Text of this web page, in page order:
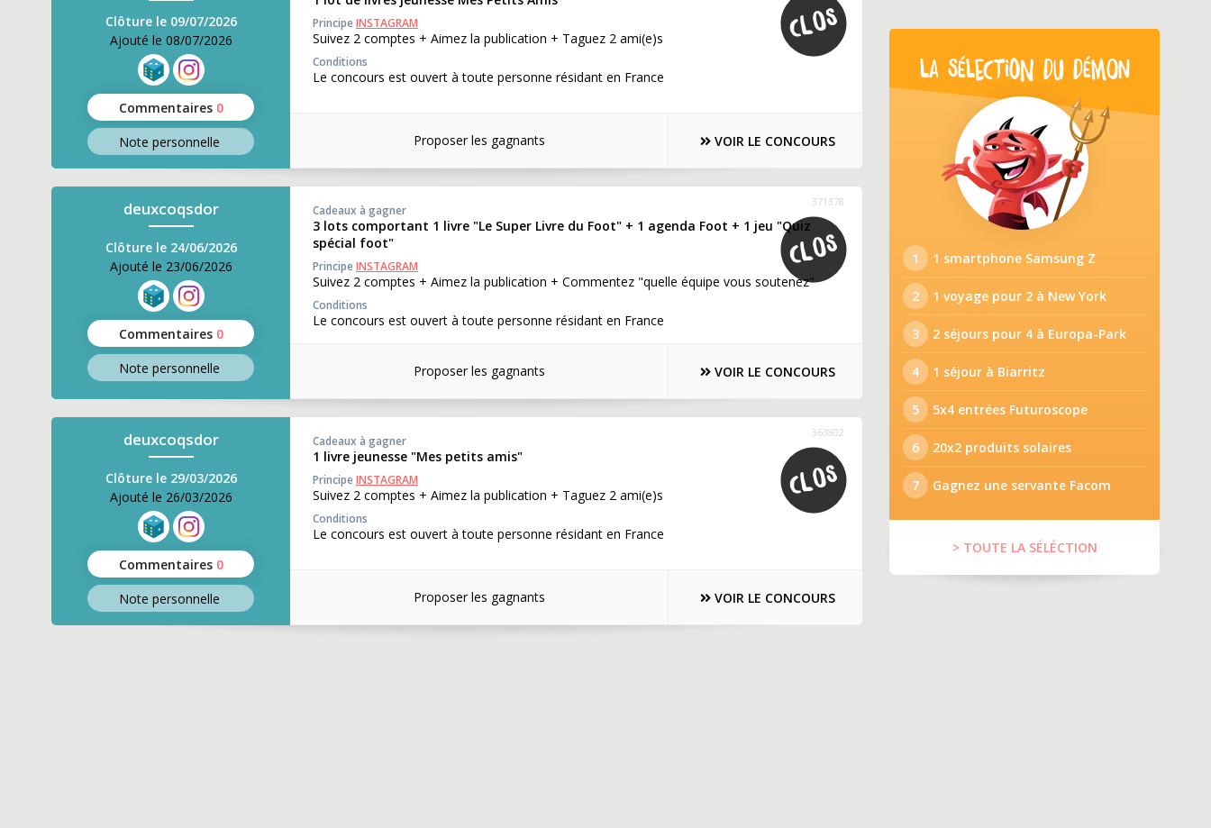
Clôture le 09/07/2026
Ajouté le 08/07/2026
Commentaires 0
Note personnelle
PrincipeINSTAGRAM
Suivez 2 comptes + Aimez la publication + Taguez 2 ami(e)s
Conditions
Le concours est ouvert à toute personne résidant en France
Proposer les gagnants VOIR LE CONCOURS
deuxcoqsdor
Clôture le 24/06/2026
Ajouté le 23/06/2026
Commentaires 0
Note personnelle
371378
Cadeaux à gagner
3 lots comportant 1 livre "Le Super Livre du Foot" + 1 agenda Foot + 1 jeu "Quiz
spécial foot"
PrincipeINSTAGRAM
Suivez 2 comptes + Aimez la publication + Commentez "quelle équipe vous soutenez"
Conditions
Le concours est ouvert à toute personne résidant en France
Proposer les gagnants VOIR LE CONCOURS
deuxcoqsdor
Clôture le 29/03/2026
Ajouté le 26/03/2026
Commentaires 0
Note personnelle
363802
Cadeaux à gagner
1 livre jeunesse "Mes petits amis"
PrincipeINSTAGRAM
Suivez 2 comptes + Aimez la publication + Taguez 2 ami(e)s
Conditions
Le concours est ouvert à toute personne résidant en France
Proposer les gagnants VOIR LE CONCOURS
LA SÉLECTION DU DÉMON
1 1 smartphone Samsung Z
2 1 voyage pour 2 à New York
3 2 séjours pour 4 à Europa-Park
4 1 séjour à Biarritz
5 5x4 entrées Futuroscope
6 20x2 produits solaires
7 Gagnez une servante Facom
> TOUTE LA SÉLÉCTION